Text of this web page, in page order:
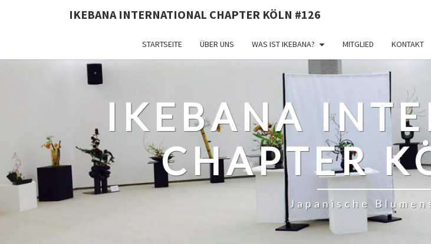
IKEBANA INTERNATIONAL CHAPTER KÖLN #126
STARTSEITE ÜBER UNS WAS IST IKEBANA? MITGLIED KONTAKT
IKEBANA
CHAPTER
Japanische